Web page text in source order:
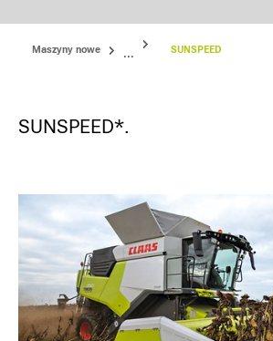
Maszyny nowe ... SUNSPEED
SUNSPEED*.